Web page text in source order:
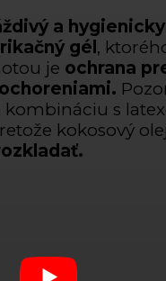
a hygienicky
gél ,
je ochrana
kombináciu s
kokosový